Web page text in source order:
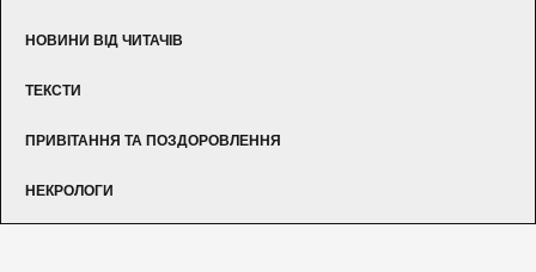
НОВИНИ ВІД ЧИТАЧІВ
ТЕКСТИ
ПРИВІТАННЯ ТА ПОЗДОРОВЛЕННЯ
НЕКРОЛОГИ